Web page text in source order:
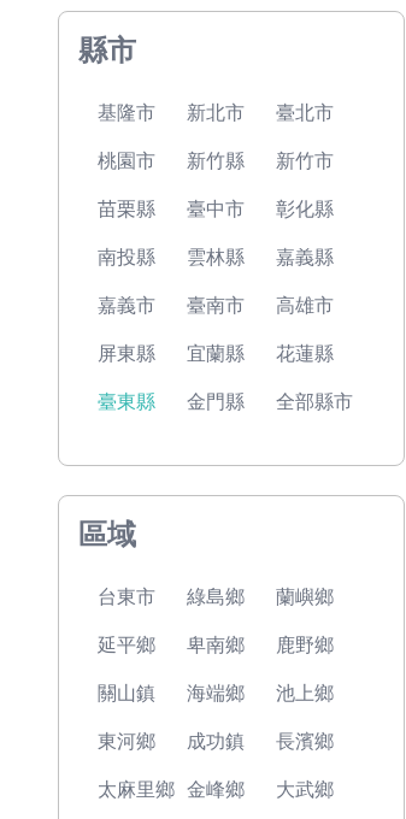
縣市
基隆市 新北市 臺北市
桃園市 新竹縣 新竹市
苗栗縣 臺中市 彰化縣
南投縣 雲林縣 嘉義縣
嘉義市 臺南市 高雄市
屏東縣 宜蘭縣 花蓮縣
臺東縣 金門縣 全部縣市
區域
台東市 綠島鄉 蘭嶼鄉
延平鄉 卑南鄉 鹿野鄉
關山鎮 海端鄉 池上鄉
東河鄉 成功鎮 長濱鄉
太麻里鄉 金峰鄉 大武鄉